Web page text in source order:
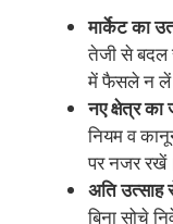
मार्केट का
तेजी से बदल
में फैसले न
नए क्षेत्र का
नियम व
पर नजर
अति उत्साह
बिना सोचे